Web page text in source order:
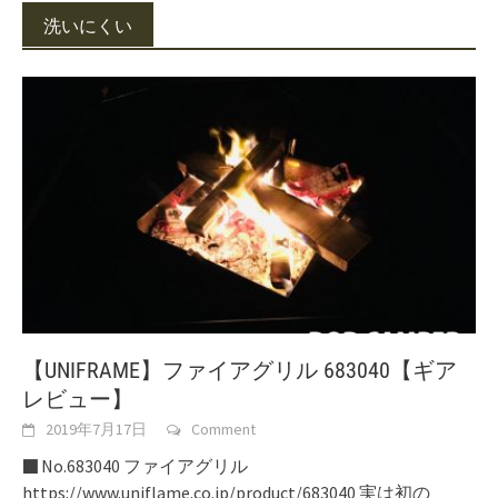
洗いにくい
【UNIFRAME】ファイアグリル 683040【ギア
レビュー】
2019年7月17日 Comment
■ No.683040 ファイアグリル
https://www.uniflame.co.jp/product/683040 実は初の